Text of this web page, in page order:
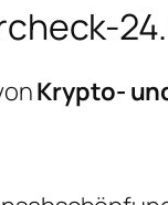
Krypto-